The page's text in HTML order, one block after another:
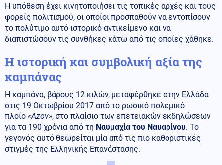
Η υπόθεση έχει κινητοποιήσει τις τοπικές αρχές και τους
φορείς πολιτισμού, οι οποίοι προσπαθούν να εντοπίσουν
το πολύτιμο αυτό ιστορικό αντικείμενο και να
διαπιστώσουν τις συνθήκες κάτω από τις οποίες χάθηκε.
Η ιστορική και συμβολική αξία της
καμπάνας
Η καμπάνα, βάρους 12 κιλών, μεταφέρθηκε στην Ελλάδα
στις 19 Οκτωβρίου 2017 από το ρωσικό πολεμικό
πλοίο «Azov», στο πλαίσιο των επετειακών εκδηλώσεων
για τα 190 χρόνια από τη Ναυμαχία του Ναυαρίνου. Το
γεγονός αυτό θεωρείται μία από τις πιο καθοριστικές
στιγμές της Ελληνικής Επανάστασης.